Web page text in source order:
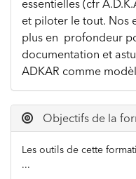
essentielles (cfr
et piloter le tout. Nos
plus en profondeur
documentation et
ADKAR comme
Objectifs de la
Les outils de cette
...